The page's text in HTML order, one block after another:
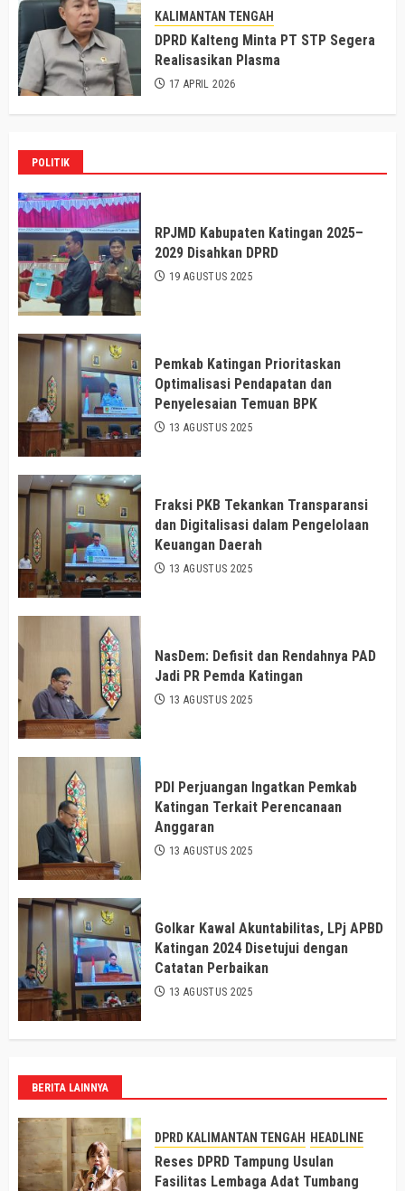
KALIMANTAN TENGAH
DPRD Kalteng Minta PT STP Segera
Realisasikan Plasma
17 APRIL 2026
POLITIK
RPJMD Kabupaten Katingan 2025–
2029 Disahkan DPRD
19 AGUSTUS 2025
Pemkab Katingan Prioritaskan
Optimalisasi Pendapatan dan
Penyelesaian Temuan BPK
13 AGUSTUS 2025
Fraksi PKB Tekankan Transparansi
dan Digitalisasi dalam Pengelolaan
Keuangan Daerah
13 AGUSTUS 2025
NasDem: Defisit dan Rendahnya PAD
Jadi PR Pemda Katingan
13 AGUSTUS 2025
PDI Perjuangan Ingatkan Pemkab
Katingan Terkait Perencanaan
Anggaran
13 AGUSTUS 2025
Golkar Kawal Akuntabilitas, LPj APBD
Katingan 2024 Disetujui dengan
Catatan Perbaikan
13 AGUSTUS 2025
BERITA LAINNYA
DPRD KALIMANTAN TENGAH HEADLINE
Reses DPRD Tampung Usulan
Fasilitas Lembaga Adat Tumbang